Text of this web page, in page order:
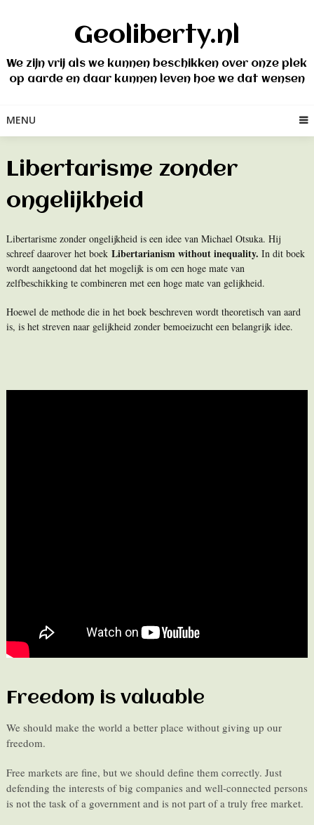
Geoliberty.nl
We zijn vrij als we kunnen beschikken over onze plek
op aarde en daar kunnen leven hoe we dat wensen
MENU
Libertarisme zonder
ongelijkheid
Libertarisme zonder ongelijkheid is een idee van Michael Otsuka. Hij
schreef daarover het boek Libertarianism without inequality. In dit boek
wordt aangetoond dat het mogelijk is om een hoge mate van
zelfbeschikking te combineren met een hoge mate van gelijkheid.
Hoewel de methode die in het boek beschreven wordt theoretisch van aard
is, is het streven naar gelijkheid zonder bemoeizucht een belangrijk idee.
Freedom is valuable
We should make the world a better place without giving up our
freedom.
Free markets are fine, but we should define them correctly. Just
defending the interests of big companies and well-connected persons
is not the task of a government and is not part of a truly free market.